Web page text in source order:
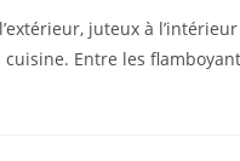
juteux à
cuisine. Entre les